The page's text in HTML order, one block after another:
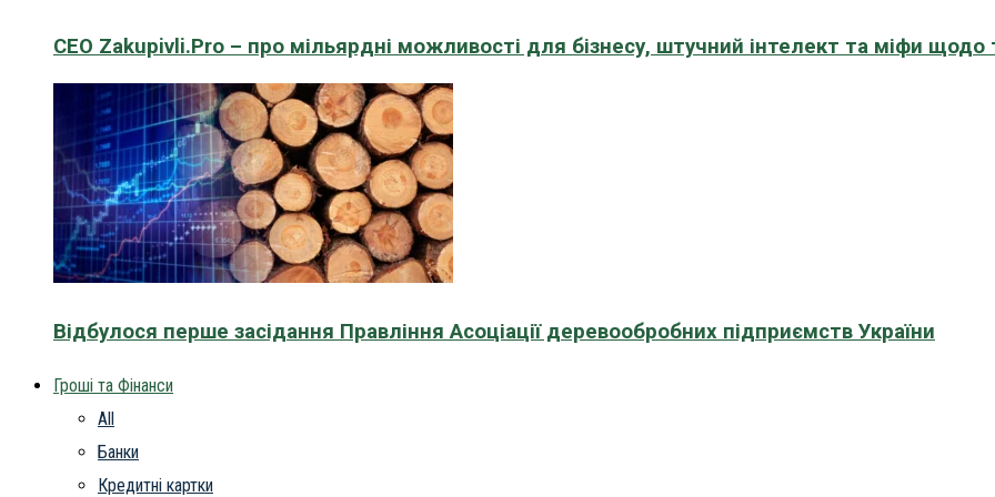
CEO Zakupivli.Pro – про мільярдні можливості для бізнесу, штучний інтелект та міфи щодо
Відбулося перше засідання Правління Асоціації деревообробних підприємств України
Гроші та Фінанси
All
Банки
Кредитні картки